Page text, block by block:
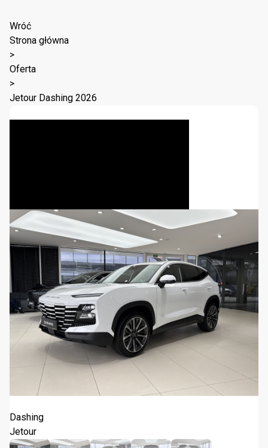
Wróć
Strona główna
>
Oferta
>
Jetour Dashing 2026
Jetour Dashing 1.5T DCT 2026
Dashing
Jetour